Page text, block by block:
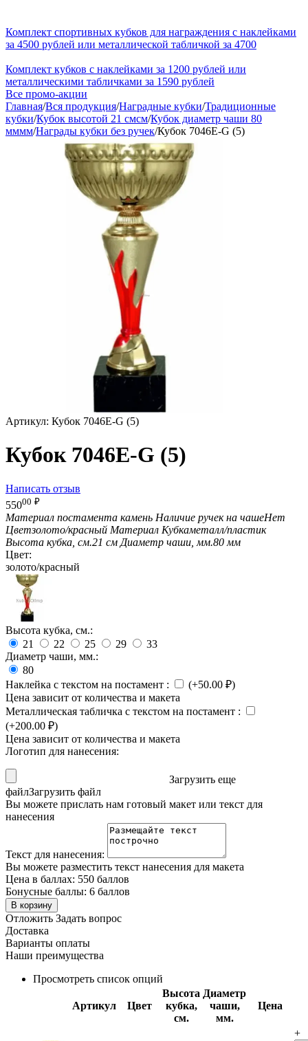
Комплект спортивных кубков для награждения с наклейками
за 4500 рублей или металлической табличкой за 4700
Комплект кубков с наклейками за 1200 рублей или
металлическими табличками за 1590 рублей
Все промо-акции
Главная/Вся продукция/Наградные кубки/Традиционные
кубки/Кубок высотой 21 смсм/Кубок диаметр чаши 80
мммм/Награды кубки без ручек/Кубок 7046E-G (5)
Артикул: Кубок 7046E-G (5)
Кубок 7046E-G (5)
Написать отзыв
55000 ₽
Материал постамента камень Наличие ручек на чашеНет
Цветзолото/красный Материал Кубкаметалл/пластик
Высота кубка, см.21 см Диаметр чаши, мм.80 мм
Цвет:
золото/красный
Высота кубка, см.:
21
22 25 29
33
Диаметр чаши, мм.:
80
Наклейка с текстом на постамент : (+50.00 ₽)
Цена зависит от количества и макета
Металлическая табличка с текстом на постамент :
(+200.00 ₽)
Цена зависит от количества и макета
Логотип для нанесения:
Загрузить еще
файлЗагрузить файл
Вы можете прислать нам готовый макет или текст для
нанесения
Текст для нанесения:
Вы можете разместить текст нанесения для макета
Цена в баллах: 550 баллов
Бонусные баллы: 6 баллов
В корзину
Отложить Задать вопрос
Доставка
Варианты оплаты
Наши преимущества
Просмотреть список опций
Артикул Цвет
Высота
кубка,
см.
Диаметр
чаши,
мм.
Цена
+